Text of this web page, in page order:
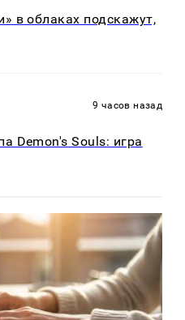
в облаках подскажут,
9 часов назад
Demon's Souls: игра